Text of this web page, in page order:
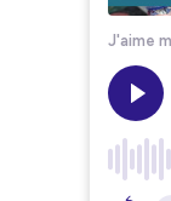
J'aime